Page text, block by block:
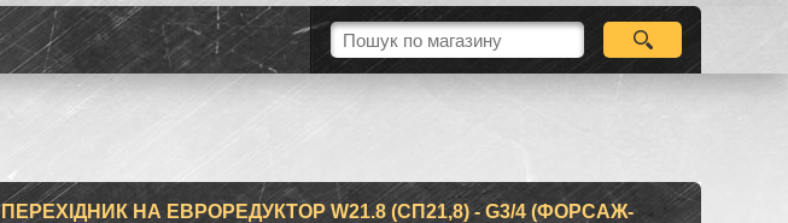
ПЕРЕХІДНИК НА ЕВРОРЕДУКТОР W21.8 (СП21,8) - G3/4 (ФОРСАЖ-